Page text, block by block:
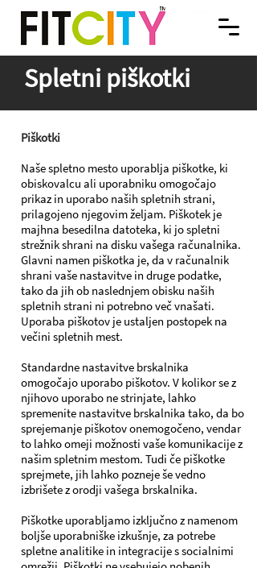
FITCITY Fitnes center v mestu | Gym & Spinning
FITNES. OSEBNO TRENERSTVO. VODENE VADBE Ljubljana. SPINNING®. FITCITY Fitnes
center & Gym v Ljubljani je sodoben fitnes v centru Ljubljane, ki spodbuja zdrav način
življenja skozi kvalitetno rekreacijo in športne storitve, ki popestrijo um, telo in duha.
Dobrodošli v FITCITY Fitnes & Gym, v centru Ljubljane! | We promote a Healthy lifestyle
through quality recreation and sports services that enrich Your Mind, Body and Spirit.
Welcome to FITCITY Fitness Gym in City Center Ljubljana!
Spletni piškotki
Piškotki
Naše spletno mesto uporablja piškotke, ki
obiskovalcu ali uporabniku omogočajo
prikaz in uporabo naših spletnih strani,
prilagojeno njegovim željam. Piškotek je
majhna besedilna datoteka, ki jo spletni
strežnik shrani na disku vašega računalnika.
Glavni namen piškotka je, da v računalnik
shrani vaše nastavitve in druge podatke,
tako da jih ob naslednjem obisku naših
spletnih strani ni potrebno več vnašati.
Uporaba piškotov je ustaljen postopek na
večini spletnih mest.
Standardne nastavitve brskalnika
omogočajo uporabo piškotov. V kolikor se z
njihovo uporabo ne strinjate, lahko
spremenite nastavitve brskalnika tako, da bo
sprejemanje piškotov onemogočeno, vendar
to lahko omeji možnosti vaše komunikacije z
našim spletnim mestom. Tudi če piškotke
sprejmete, jih lahko pozneje še vedno
izbrišete z orodji vašega brskalnika.
Piškotke uporabljamo izključno z namenom
boljše uporabniške izkušnje, za potrebe
spletne analitike in integracije s socialnimi